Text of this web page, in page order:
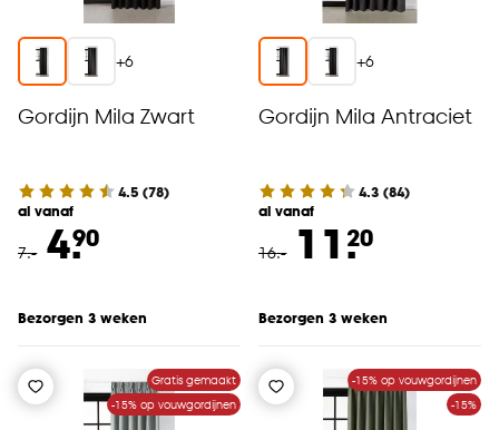
+6
Gordijn Mila Zwart
4.5 (78)
al vanaf
7.- 4.90
Bezorgen 3 weken
+6
Gordijn Mila Antraciet
4.3 (84)
al vanaf
16.- 11.20
Bezorgen 3 weken
Gratis gemaakt
-15% op vouwgordijnen
-15% op vouwgordijnen
-15%